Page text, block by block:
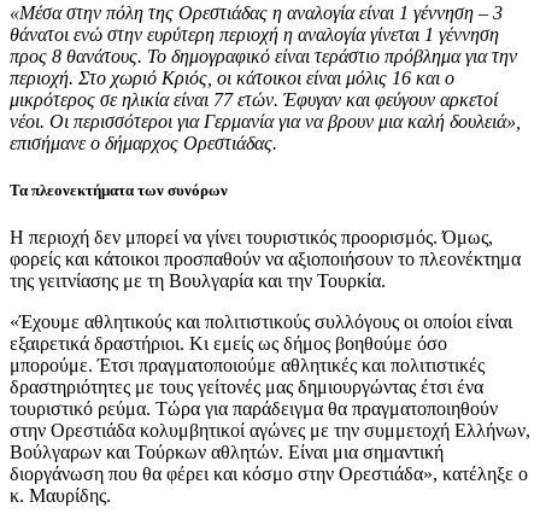
«Μέσα στην πόλη της Ορεστιάδας η αναλογία είναι 1 γέννηση – 3
θάνατοι ενώ στην ευρύτερη περιοχή η αναλογία γίνεται 1 γέννηση
προς 8 θανάτους. Το δημογραφικό είναι τεράστιο πρόβλημα για την
περιοχή. Στο χωριό Κριός, οι κάτοικοι είναι μόλις 16 και ο
μικρότερος σε ηλικία είναι 77 ετών. Έφυγαν και φεύγουν αρκετοί
νέοι. Οι περισσότεροι για Γερμανία για να βρουν μια καλή δουλειά»,
επισήμανε ο δήμαρχος Ορεστιάδας.
Τα πλεονεκτήματα των συνόρων
Η περιοχή δεν μπορεί να γίνει τουριστικός προορισμός. Όμως,
φορείς και κάτοικοι προσπαθούν να αξιοποιήσουν το πλεονέκτημα
της γειτνίασης με τη Βουλγαρία και την Τουρκία.
«Έχουμε αθλητικούς και πολιτιστικούς συλλόγους οι οποίοι είναι
εξαιρετικά δραστήριοι. Κι εμείς ως δήμος βοηθούμε όσο
μπορούμε. Έτσι πραγματοποιούμε αθλητικές και πολιτιστικές
δραστηριότητες με τους γείτονές μας δημιουργώντας έτσι ένα
τουριστικό ρεύμα. Τώρα για παράδειγμα θα πραγματοποιηθούν
στην Ορεστιάδα κολυμβητικοί αγώνες με την συμμετοχή Ελλήνων,
Βούλγαρων και Τούρκων αθλητών. Είναι μια σημαντική
διοργάνωση που θα φέρει και κόσμο στην Ορεστιάδα», κατέληξε ο
κ. Μαυρίδης.